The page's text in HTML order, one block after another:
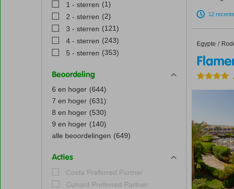
1 - sterren (1)
2 - sterren (2)
3 - sterren (121)
4 - sterren (243)
5 - sterren (353)
Beoordeling
6 en hoger (644)
7 en hoger (631)
8 en hoger (530)
9 en hoger (140)
alle beoordelingen (649)
Acties
Costa Preferred Partner
Cunard Preferred Partner
12
Home
Egypte
Flamenco